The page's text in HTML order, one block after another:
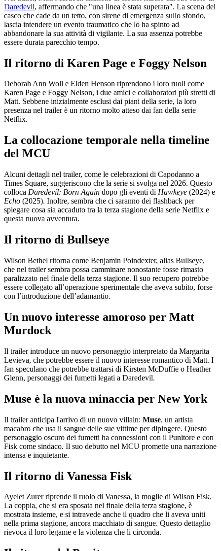
Daredevil, affermando che "una linea è stata superata". La scena del
casco che cade da un tetto, con sirene di emergenza sullo sfondo,
lascia intendere un evento traumatico che lo ha spinto ad
abbandonare la sua attività di vigilante. La sua assenza potrebbe
essere durata parecchio tempo.
Il ritorno di Karen Page e Foggy Nelson
Deborah Ann Woll e Elden Henson riprendono i loro ruoli come
Karen Page e Foggy Nelson, i due amici e collaboratori più stretti di
Matt. Sebbene inizialmente esclusi dai piani della serie, la loro
presenza nel trailer è un ritorno molto atteso dai fan della serie
Netflix.
La collocazione temporale nella timeline
del MCU
Alcuni dettagli nel trailer, come le celebrazioni di Capodanno a
Times Square, suggeriscono che la serie si svolga nel 2026. Questo
colloca Daredevil: Born Again dopo gli eventi di Hawkeye (2024) e
Echo (2025). Inoltre, sembra che ci saranno dei flashback per
spiegare cosa sia accaduto tra la terza stagione della serie Netflix e
questa nuova avventura.
Il ritorno di Bullseye
Wilson Bethel ritorna come Benjamin Poindexter, alias Bullseye,
che nel trailer sembra possa camminare nonostante fosse rimasto
paralizzato nel finale della terza stagione. Il suo recupero potrebbe
essere collegato all’operazione sperimentale che aveva subito, forse
con l’introduzione dell’adamantio.
Un nuovo interesse amoroso per Matt
Murdock
Il trailer introduce un nuovo personaggio interpretato da Margarita
Levieva, che potrebbe essere il nuovo interesse romantico di Matt. I
fan speculano che potrebbe trattarsi di Kirsten McDuffie o Heather
Glenn, personaggi dei fumetti legati a Daredevil.
Muse è la nuova minaccia per New York
Il trailer anticipa l'arrivo di un nuovo villain: Muse, un artista
macabro che usa il sangue delle sue vittime per dipingere. Questo
personaggio oscuro dei fumetti ha connessioni con il Punitore e con
Fisk come sindaco. Il suo debutto nel MCU promette una narrazione
intensa e inquietante.
Il ritorno di Vanessa Fisk
Ayelet Zurer riprende il ruolo di Vanessa, la moglie di Wilson Fisk.
La coppia, che si era sposata nel finale della terza stagione, è
mostrata insieme, e si intravede anche il quadro che li aveva uniti
nella prima stagione, ancora macchiato di sangue. Questo dettaglio
rievoca il loro legame e la violenza che li circonda.